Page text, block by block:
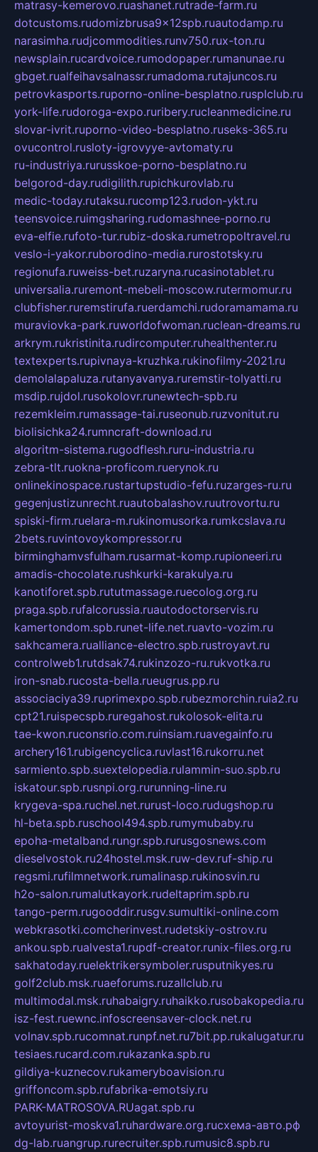
matrasy-kemerovo.ruashanet.rutrade-farm.ru
dotcustoms.rudomizbrusa9x12spb.ruautodamp.ru
narasimha.rudjcommodities.runv750.rux-ton.ru
newsplain.rucardvoice.rumodopaper.rumanunae.ru
gbget.rualfeihavsalnassr.rumadoma.rutajuncos.ru
petrovkasports.ruporno-online-besplatno.rusplclub.ru
york-life.rudoroga-expo.ruribery.rucleanmedicine.ru
slovar-ivrit.ruporno-video-besplatno.ruseks-365.ru
ovucontrol.rusloty-igrovyye-avtomaty.ru
ru-industriya.rurusskoe-porno-besplatno.ru
belgorod-day.rudigilith.rupichkurovlab.ru
medic-today.rutaksu.rucomp123.rudon-ykt.ru
teensvoice.ruimgsharing.rudomashnee-porno.ru
eva-elfie.rufoto-tur.rubiz-doska.rumetropoltravel.ru
veslo-i-yakor.ruborodino-media.rurostotsky.ru
regionufa.ruweiss-bet.ruzaryna.rucasinotablet.ru
universalia.ruremont-mebeli-moscow.rutermomur.ru
clubfisher.ruremstirufa.ruerdamchi.rudoramamama.ru
muraviovka-park.ruworldofwoman.ruclean-dreams.ru
arkrym.rukristinita.rudircomputer.ruhealthenter.ru
textexperts.rupivnaya-kruzhka.rukinofilmy-2021.ru
demolalapaluza.rutanyavanya.ruremstir-tolyatti.ru
msdip.rujdol.rusokolovr.runewtech-spb.ru
rezemkleim.rumassage-tai.ruseonub.ruzvonitut.ru
biolisichka24.rumncraft-download.ru
algoritm-sistema.rugodflesh.ruru-industria.ru
zebra-tlt.ruokna-proficom.ruerynok.ru
onlinekinospace.rustartupstudio-fefu.ruzarges-ru.ru
gegenjustizunrecht.ruautobalashov.ruutrovortu.ru
spiski-firm.ruelara-m.rukinomusorka.rumkcslava.ru
2bets.ruvintovoykompressor.ru
birminghamvsfulham.rusarmat-komp.rupioneeri.ru
amadis-chocolate.rushkurki-karakulya.ru
kanotiforet.spb.rututmassage.ruecolog.org.ru
praga.spb.rufalcorussia.ruautodoctorservis.ru
kamertondom.spb.runet-life.net.ruavto-vozim.ru
sakhcamera.rualliance-electro.spb.rustroyavt.ru
controlweb1.rutdsak74.rukinzozo-ru.rukvotka.ru
iron-snab.rucosta-bella.rueugrus.pp.ru
associaciya39.ruprimexpo.spb.rubezmorchin.ruia2.ru
cpt21.ruispecspb.ruregahost.rukolosok-elita.ru
tae-kwon.ruconsrio.com.ruinsiam.ruavegainfo.ru
archery161.rubigencyclica.ruvlast16.rukorru.net
sarmiento.spb.suextelopedia.rulammin-suo.spb.ru
iskatour.spb.rusnpi.org.rurunning-line.ru
krygeva-spa.ruchel.net.rurust-loco.rudugshop.ru
hl-beta.spb.ruschool494.spb.rumymubaby.ru
epoha-metalband.rungr.spb.rurusgosnews.com
dieselvostok.ru24hostel.msk.ruw-dev.ruf-ship.ru
regsmi.rufilmnetwork.rumalinasp.rukinosvin.ru
h2o-salon.rumalutkayork.rudeltaprim.spb.ru
tango-perm.rugooddir.rusgv.sumultiki-online.com
webkrasotki.comcherinvest.rudetskiy-ostrov.ru
ankou.spb.rualvesta1.rupdf-creator.runix-files.org.ru
sakhatoday.ruelektrikersymboler.rusputnikyes.ru
golf2club.msk.ruaeforums.ruzallclub.ru
multimodal.msk.ruhabaigry.ruhaikko.rusobakopedia.ru
isz-fest.ruewnc.infoscreensaver-clock.net.ru
volnav.spb.rucomnat.runpf.net.ru7bit.pp.rukalugatur.ru
tesiaes.rucard.com.rukazanka.spb.ru
gildiya-kuznecov.rukameryboavision.ru
griffoncom.spb.rufabrika-emotsiy.ru
PARK-MATROSOVA.RUagat.spb.ru
avtoyurist-moskva1.ruhardware.org.ruсхема-авто.рф
dg-lab.ruangrup.rurecruiter.spb.rumusic8.spb.ru